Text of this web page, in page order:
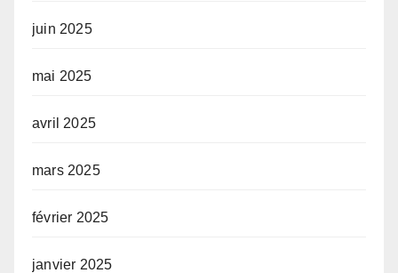
juin 2025
mai 2025
avril 2025
mars 2025
février 2025
janvier 2025